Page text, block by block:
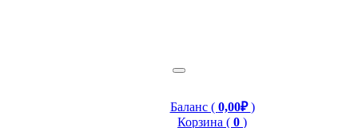
Баланс ( 0,00₽)
Корзина ( 0 )